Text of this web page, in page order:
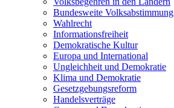
Bundesweite Volksabstimmung
Wahlrecht
Informationsfreiheit
Demokratische Kultur
Europa und International
Ungleichheit und Demokratie
Klima und Demokratie
Gesetzgebungsreform
Handelsverträge